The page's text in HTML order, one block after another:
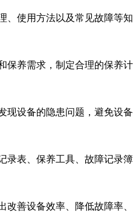
、使用方法以及常见故障等
保养需求，制定合理的保养
现设备的隐患问题，避免设
录表、保养工具、故障记录
改善设备效率、降低故障率